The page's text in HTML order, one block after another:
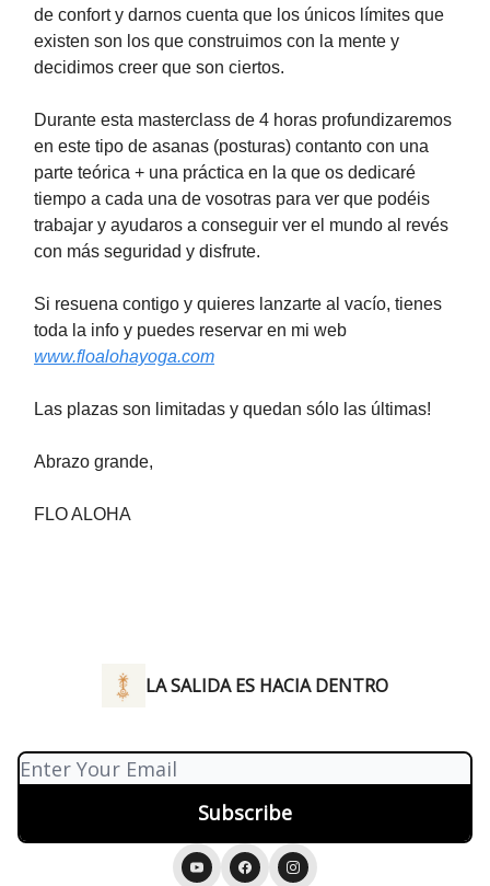
de confort y darnos cuenta que los únicos límites que
existen son los que construimos con la mente y
decidimos creer que son ciertos.
Durante esta masterclass de 4 horas profundizaremos
en este tipo de asanas (posturas) contanto con una
parte teórica + una práctica en la que os dedicaré
tiempo a cada una de vosotras para ver que podéis
trabajar y ayudaros a conseguir ver el mundo al revés
con más seguridad y disfrute.
Si resuena contigo y quieres lanzarte al vacío, tienes
toda la info y puedes reservar en mi web
www.floalohayoga.com
Las plazas son limitadas y quedan sólo las últimas!
Abrazo grande,
FLO ALOHA
LA SALIDA ES HACIA DENTRO